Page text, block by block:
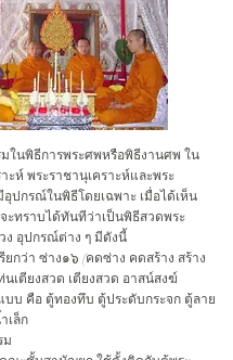
มในพิธีการพระศพหรือพิธีงานศพ ใน
ะห์ พระราชานุเคราะห์และพระ
อุปกรณ์ในพิธีโดยเฉพาะ เมื่อได้เห็น
ะทราบได้ทันทีว่าเป็นพิธีสวดพระ
ง อุปกรณ์ต่าง ๆ มีดังนี้
ยกว่า ซ่าง๑๖ (คดซ่าง คดสร้าง สร้าง
นเตียงสวด เตียงสวด อาสน์สงฆ์
บบ คือ ตู้ทองทึบ ตู้ประดับกระจก ตู้ลาย
เล็ก
ม